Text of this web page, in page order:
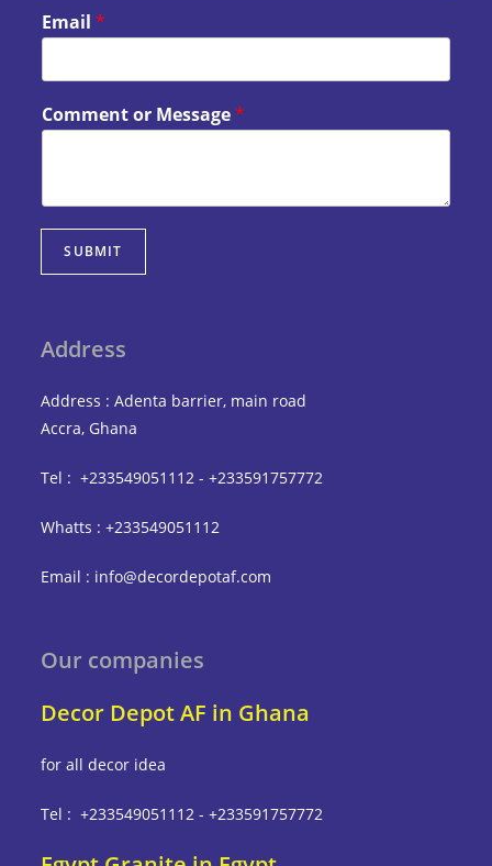
Email*
Comment or Message*
SUBMIT
Address
Address : Adenta barrier, main road
Accra, Ghana
Tel : +233549051112 - +233591757772
Whatts : +233549051112
Email : info@decordepotaf.com
Our companies
Decor Depot AF in Ghana
for all decor idea
Tel : +233549051112 - +233591757772